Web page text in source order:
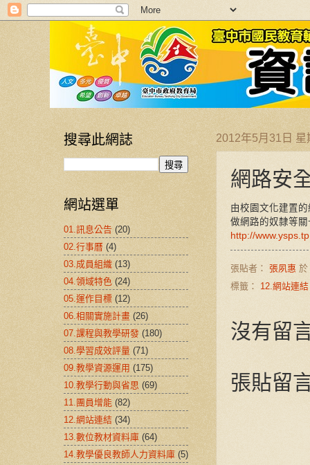
2012年5月31日 星
網路安
由校園文化建置
做網路的奴隸等
http://
張貼者： 張夙惠 於
標籤： 12.網站連結
沒有留
張貼留
搜尋此網誌
網站選單
01.訊息公告 (20)
02.行事曆 (4)
03.成員組織 (13)
04.領域特色 (24)
05.運作目標 (12)
06.相關實施計畫 (26)
07.課程與教學研發 (180)
08.學習成效評量 (71)
09.教學資源運用 (175)
10.教學行動與省思 (69)
11.團員增能 (82)
12.網站連結 (34)
13.數位教材資料庫 (64)
14.教學優良教師人力資料庫 (5)